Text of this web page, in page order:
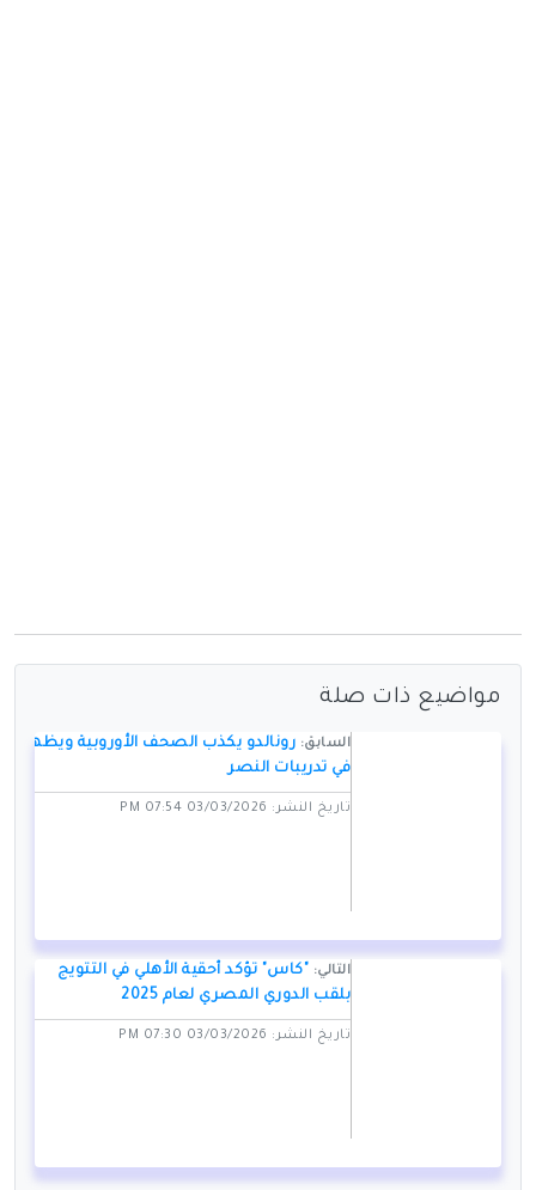
مواضيع ذات صلة
السابق: رونالدو يكذب الصحف الأوروبية ويظهر
في تدريبات النصر
تاريخ النشر: 03/03/2026 07:54 PM
التالي: "كاس" تؤكد أحقية الأهلي في التتويج
بلقب الدوري المصري لعام 2025
تاريخ النشر: 03/03/2026 07:30 PM